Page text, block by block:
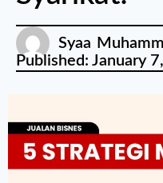
Syaa
Published: January